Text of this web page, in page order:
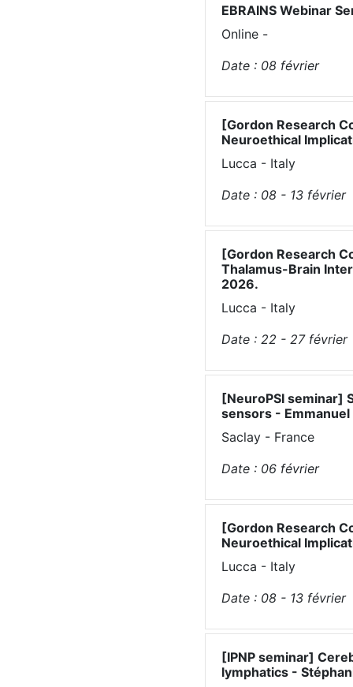
EBRAINS Webinar
Online -
Date : 08 février
[Gordon Research
Neuroethical
Lucca - Italy
Date : 08 - 13 février
[Gordon Research
Thalamus-Brain
2026.
Lucca - Italy
Date : 22 - 27 février
[NeuroPSI seminar]
sensors - Emmanuel
Saclay - France
Date : 06 février
[Gordon Research
Neuroethical
Lucca - Italy
Date : 08 - 13 février
[IPNP seminar]
lymphatics -